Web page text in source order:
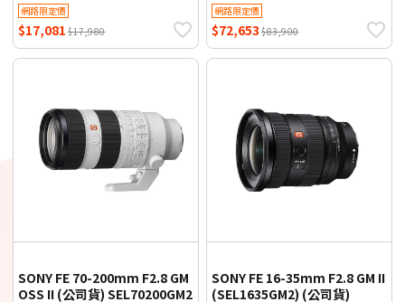
網路限定價
$17,081 $17,980
網路限定價
$72,653 $83,900
SONY FE 70-200mm F2.8 GM
OSS II (公司貨) SEL70200GM2
SONY FE 16-35mm F2.8 GM II
(SEL1635GM2) (公司貨)